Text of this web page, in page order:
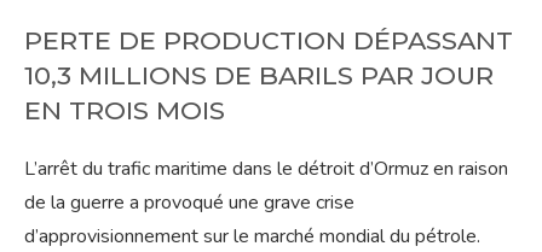
PERTE DE PRODUCTION DÉPASSANT
10,3 MILLIONS DE BARILS PAR JOUR
EN TROIS MOIS
L’arrêt du trafic maritime dans le détroit d’Ormuz en raison
de la guerre a provoqué une grave crise
d’approvisionnement sur le marché mondial du pétrole.